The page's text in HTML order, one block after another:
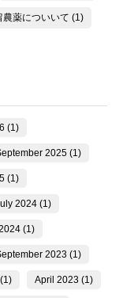
農薬についいて (1)
(1)
2025 (1)
(1)
2024 (1)
(1)
2023 (1)
April 2023 (1)